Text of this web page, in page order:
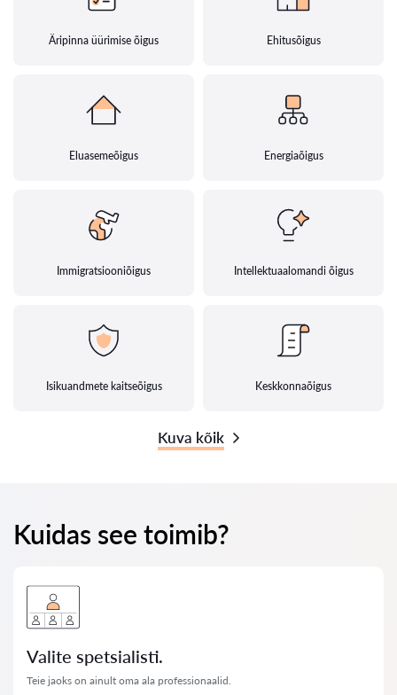
Äripinna üürimise õigus Ehitusõigus
Eluasemeõigus Energiaõigus
Immigratsiooniõigus Intellektuaalomandi õigus
Isikuandmete kaitseõigus Keskkonnaõigus
Kuva kõik
Kuidas see toimib?
Valite spetsialisti.
Teie jaoks on ainult oma ala professionaalid.